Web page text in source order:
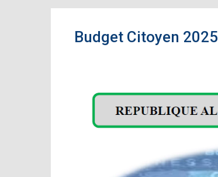
Budget Citoyen 2025